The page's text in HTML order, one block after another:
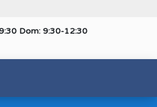
Dom: 9:30-12:30